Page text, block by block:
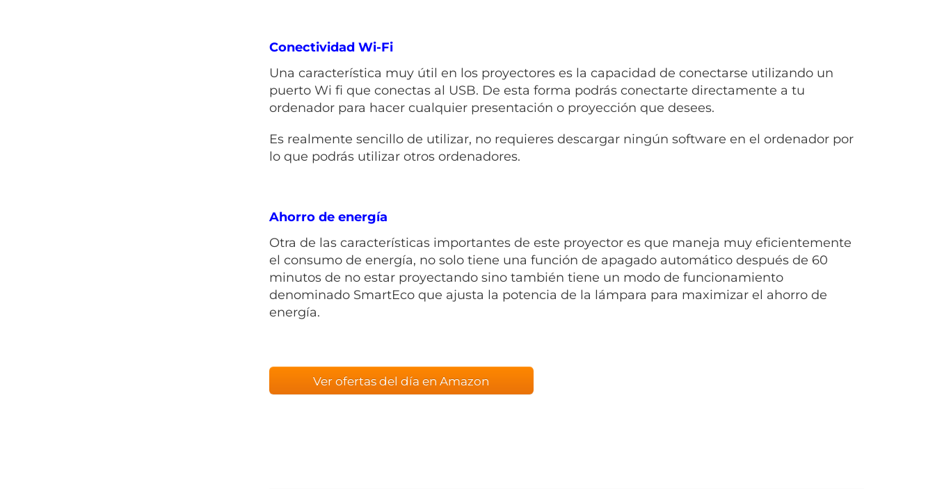
Conectividad Wi-Fi
Una característica muy útil en los proyectores es la capacidad de conectarse utilizando un
puerto Wi fi que conectas al USB. De esta forma podrás conectarte directamente a tu
ordenador para hacer cualquier presentación o proyección que desees.
Es realmente sencillo de utilizar, no requieres descargar ningún software en el ordenador por
lo que podrás utilizar otros ordenadores.
Ahorro de energía
Otra de las características importantes de este proyector es que maneja muy eficientemente
el consumo de energía, no solo tiene una función de apagado automático después de 60
minutos de no estar proyectando sino también tiene un modo de funcionamiento
denominado SmartEco que ajusta la potencia de la lámpara para maximizar el ahorro de
energía.
Ver ofertas del día en Amazon